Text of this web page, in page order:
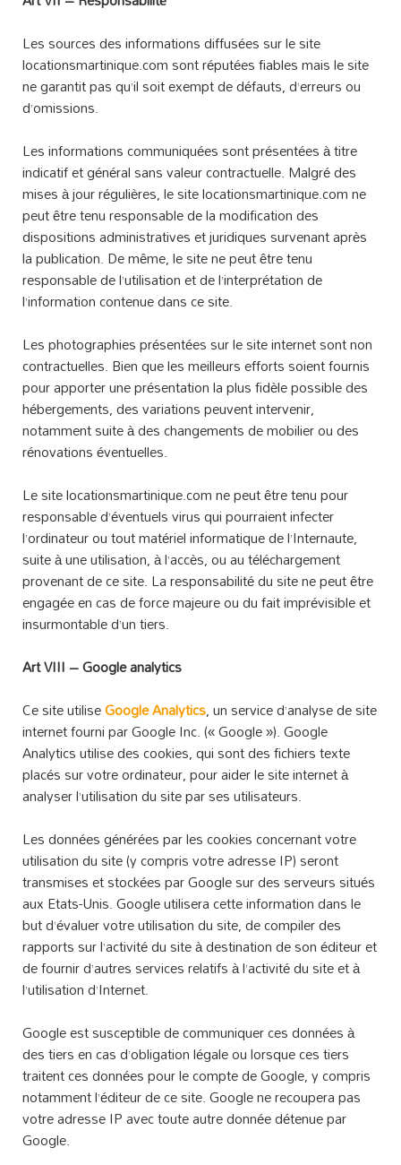
Les sources des informations diffusées sur le site
locationsmartinique.com sont réputées fiables mais le site
ne garantit pas qu’il soit exempt de défauts, d’erreurs ou
d’omissions.
Les informations communiquées sont présentées à titre
indicatif et général sans valeur contractuelle. Malgré des
mises à jour régulières, le site locationsmartinique.com ne
peut être tenu responsable de la modification des
dispositions administratives et juridiques survenant après
la publication. De même, le site ne peut être tenu
responsable de l’utilisation et de l’interprétation de
l’information contenue dans ce site.
Les photographies présentées sur le site internet sont non
contractuelles. Bien que les meilleurs efforts soient fournis
pour apporter une présentation la plus fidèle possible des
hébergements, des variations peuvent intervenir,
notamment suite à des changements de mobilier ou des
rénovations éventuelles.
Le site locationsmartinique.com ne peut être tenu pour
responsable d’éventuels virus qui pourraient infecter
l’ordinateur ou tout matériel informatique de l’Internaute,
suite à une utilisation, à l’accès, ou au téléchargement
provenant de ce site. La responsabilité du site ne peut être
engagée en cas de force majeure ou du fait imprévisible et
insurmontable d’un tiers.
Art VIII – Google analytics
Ce site utiliseGoogle Analytics, un service d’analyse de site
internet fourni par Google Inc. (« Google »). Google
Analytics utilise des cookies, qui sont des fichiers texte
placés sur votre ordinateur, pour aider le site internet à
analyser l’utilisation du site par ses utilisateurs.
Les données générées par les cookies concernant votre
utilisation du site (y compris votre adresse IP) seront
transmises et stockées par Google sur des serveurs situés
aux Etats-Unis. Google utilisera cette information dans le
but d’évaluer votre utilisation du site, de compiler des
rapports sur l’activité du site à destination de son éditeur et
de fournir d’autres services relatifs à l’activité du site et à
l’utilisation d’Internet.
Google est susceptible de communiquer ces données à
des tiers en cas d’obligation légale ou lorsque ces tiers
traitent ces données pour le compte de Google, y compris
notamment l’éditeur de ce site. Google ne recoupera pas
votre adresse IP avec toute autre donnée détenue par
Google.